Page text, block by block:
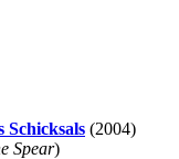
Schicksals (2004)
Spear)